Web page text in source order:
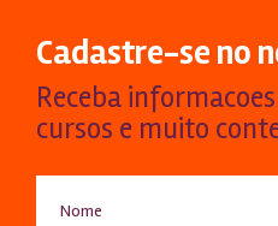
Cadastre-se no
Receba
cursos e muito